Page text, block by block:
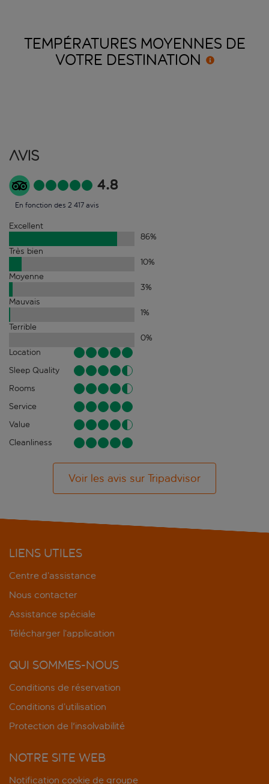
TEMPÉRATURES MOYENNES DE
VOTRE DESTINATION
Avis
4.8
En fonction des 2 417 avis
Excellent
86%
Très bien
10%
Moyenne
3%
Mauvais
1%
Terrible
0%
Location
Sleep Quality
Rooms
Service
Value
Cleanliness
Voir les avis sur Tripadvisor
LIENS UTILES
Centre d’assistance
Nous contacter
Assistance spéciale
Télécharger l’application
QUI SOMMES-NOUS
Conditions de réservation
Conditions d’utilisation
Protection de l'insolvabilité
NOTRE SITE WEB
Notification cookie de groupe